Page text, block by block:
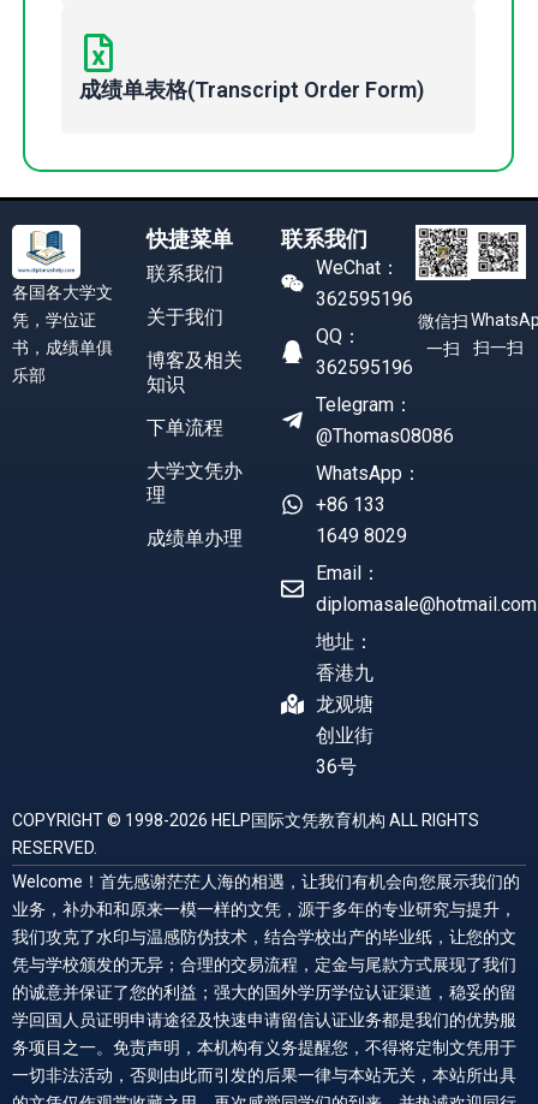
成绩单表格(Transcript Order Form)
各国各大学文
凭，学位证
书，成绩单俱
乐部
快捷菜单
联系我们
关于我们
博客及相关
知识
下单流程
大学文凭办
理
成绩单办理
联系我们
WeChat：
362595196
QQ：
362595196
Telegram：
@Thomas08086
WhatsApp：
+86 133
1649 8029
Email：
diplomasale@hotmail.com
地址：
香港九
龙观塘
创业街
36号
微信扫
一扫
扫一扫
COPYRIGHT © 1998-2026 HELP国际文凭教育机构 ALL RIGHTS
RESERVED.
Welcome！首先感谢茫茫人海的相遇，让我们有机会向您展示我们的
业务，补办和和原来一模一样的文凭，源于多年的专业研究与提升，
我们攻克了水印与温感防伪技术，结合学校出产的毕业纸，让您的文
凭与学校颁发的无异；合理的交易流程，定金与尾款方式展现了我们
的诚意并保证了您的利益；强大的国外学历学位认证渠道，稳妥的留
学回国人员证明申请途径及快速申请留信认证业务都是我们的优势服
务项目之一。免责声明，本机构有义务提醒您，不得将定制文凭用于
一切非法活动，否则由此而引发的后果一律与本站无关，本站所出具